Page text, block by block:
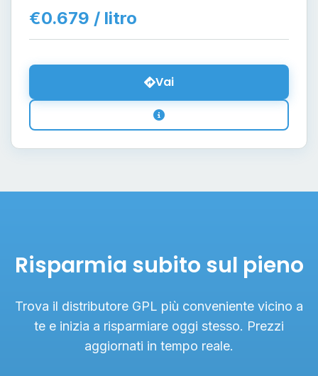
€0.679 / litro
Vai
Risparmia subito sul pieno
Trova il distributore GPL più conveniente vicino a
te e inizia a risparmiare oggi stesso. Prezzi
aggiornati in tempo reale.